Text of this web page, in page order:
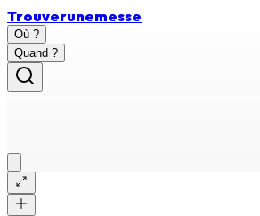
Trouverunemesse
Où ?
Quand ?